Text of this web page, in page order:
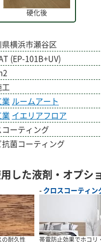
硬化後
横浜市瀬谷区
(EP-101B+UV)
ルームアート
イエリアフロア
ーティング
菌コーティング
した液剤・オプシ
の耐久性
クロスコーティン
帯電防止効果でホコリ